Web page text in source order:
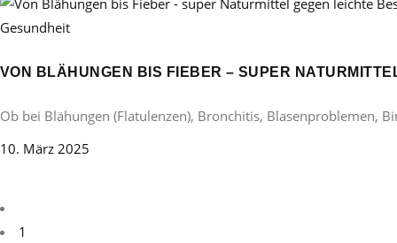
Gesundheit
VON BLÄHUNGEN BIS FIEBER – SUPER
Ob bei Blähungen (Flatulenzen), Bronchitis, Blasenproblemen,
10. März 2025
1